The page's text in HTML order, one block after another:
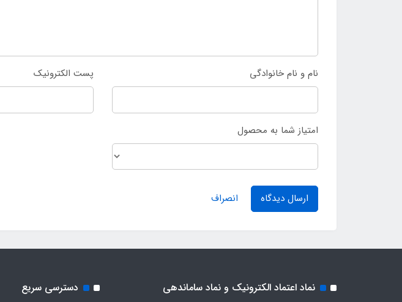
نام و نام خانوادگی پست الکترونیک
امتیاز شما به محصول
ارسال دیدگاه انصراف
نماد اعتماد الکترونیک و نماد ساماندهی دسترسی سریع